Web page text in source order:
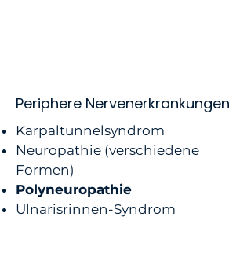
Periphere Nervenerkrankungen
Karpaltunnelsyndrom
Neuropathie (verschiedene
Formen)
Polyneuropathie
Ulnarisrinnen-Syndrom